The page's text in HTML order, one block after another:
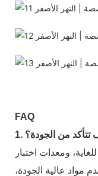
FAQ
تتأكد من الجودة؟
ومعدات اختبار
مواد عالية الجودة،